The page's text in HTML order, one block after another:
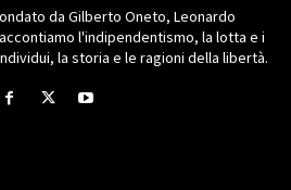
da Gilberto Oneto, Leonardo
l'indipendentismo, la lotta e i
la storia e le ragioni della libertà.